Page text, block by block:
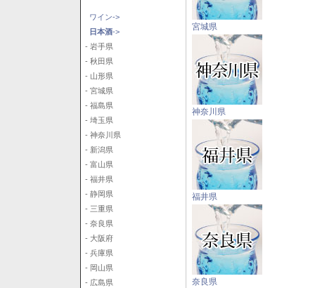
ワイン->
日本酒->
- 岩手県
- 秋田県
- 山形県
- 宮城県
- 福島県
- 埼玉県
- 神奈川県
- 新潟県
- 富山県
- 福井県
- 静岡県
- 三重県
- 奈良県
- 大阪府
- 兵庫県
- 岡山県
- 広島県
宮城県
神奈川県
福井県
奈良県